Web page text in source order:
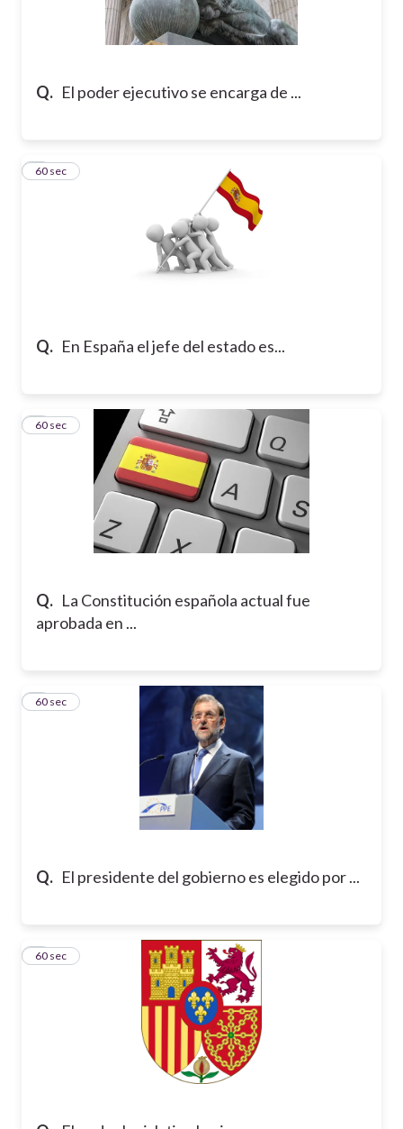
Q. El poder ejecutivo se encarga de ...
Q. En España el jefe del estado es...
460 sec
Q. La Constitución española actual fue
aprobada en ...
560 sec
Q. El presidente del gobierno es elegido por ...
660 sec
760 sec